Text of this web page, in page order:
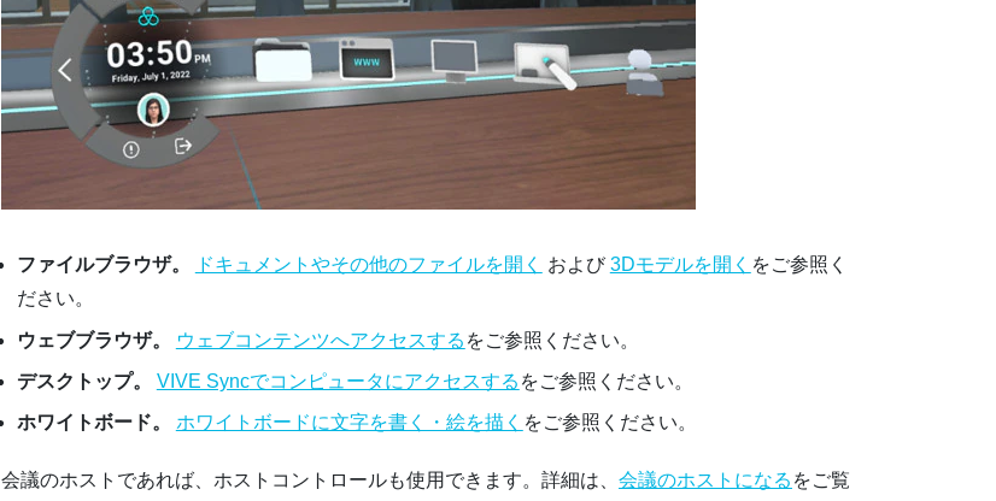
ファイルブラウザ。 ドキュメントやその他のファイルを開く および3Dモデルを開く をご参照く
ださい。
ウェブブラウザ。 ウェブコンテンツへアクセスする をご参照ください。
デスクトップ。 VIVE Syncでコンピュータにアクセスする をご参照ください。
ホワイトボード。 ホワイトボードに文字を書く・絵を描く をご参照ください。
会議のホストであれば、ホストコントロールも使用できます。詳細は、 会議のホストになる をご覧